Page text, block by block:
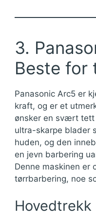
3.
Beste for
Panasonic Arc5 er
kraft, og er et
ønsker en svært tett
ultra-skarpe blader
huden, og den
en jevn barbering
Denne maskinen er
tørrbarbering, noe
Hovedtrekk